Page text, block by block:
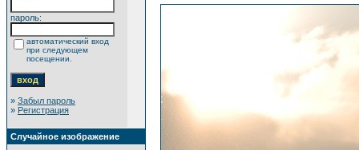
пароль:
автоматический вход
при следующем
посещении.
» Забыл пароль
» Регистрация
Случайное изображение